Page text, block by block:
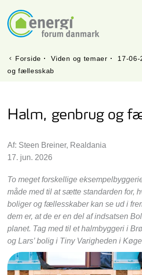
Forside · Viden og temaer ·
17-06-
og fællesskab
Halm, genbrug og
Af: Steen Breiner, Realdania
17. jun. 2026
To meget forskellige
måde med til at sætte standarden for,
boliger og fællesskaber kan se ud i
dem er, at de er en del af indsatsen
planet. Tag med til et halmbyggeri i
og Lars’ bolig i Tiny Varigheden i